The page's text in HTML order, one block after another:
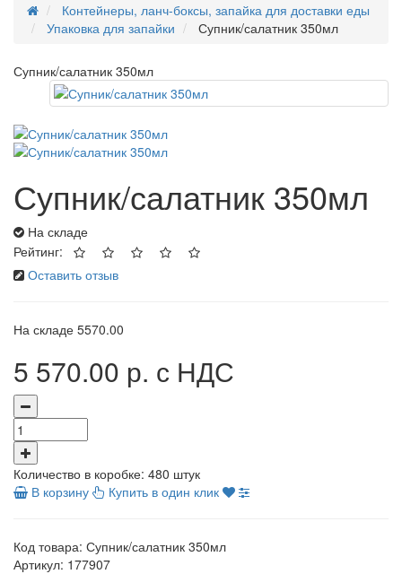
Контейнеры, ланч-боксы, запайка для доставки еды
Упаковка для запайки
Супник/салатник 350мл
Супник/салатник 350мл
Супник/салатник 350мл
На складе
Рейтинг:
Оставить отзыв
На складе 5570.00
5 570.00 р. с НДС
Количество в коробке: 480 штук
В корзину
Купить в один клик
Код товара: Супник/салатник 350мл
Артикул: 177907